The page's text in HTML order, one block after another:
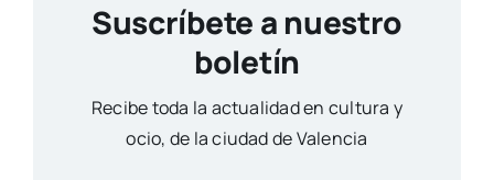
Suscríbete a nuestro
boletín
Reci­be toda la actua­li­dad en cul­tu­ra y
ocio, de la ciu­dad de Valen­cia